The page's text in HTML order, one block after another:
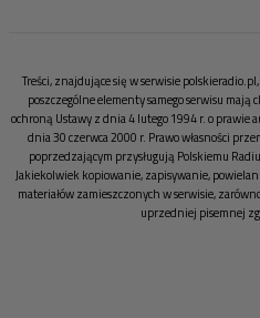
Treści, znajdujące się w serwisie
poszczególne elementy samego serwisu
ochroną Ustawy z dnia 4 lutego 1994 r. o prawie
dnia 30 czerwca 2000 r. Prawo własności
poprzedzającym przysługują Polskiemu
Jakiekolwiek kopiowanie, zapisywanie,
materiałów zamieszczonych w serwisie,
uprzedniej pisemnej